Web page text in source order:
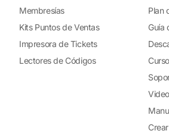
Membresías
Kits Puntos de Ventas
Impresora de Tickets
Lectores de Códigos
Plan
Guía